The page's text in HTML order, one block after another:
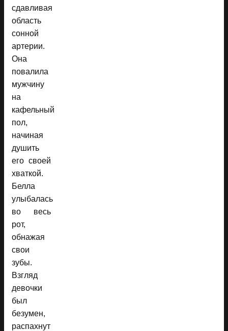
сдавливая
область
сонной
артерии.
Она
повалила
мужчину
на
кафельный
пол,
начиная
душить
его своей
хваткой.
Белла
улыбалась
во весь
рот,
обнажая
свои
зубы.
Взгляд
девочки
был
безумен,
распахнут